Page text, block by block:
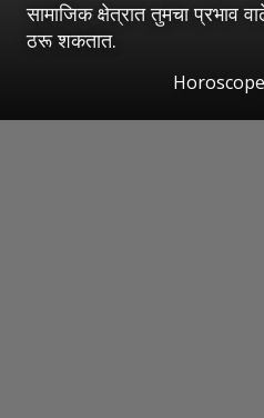
सामाजिक क्षेत्रात तुमचा प्रभाव
ठरू शकतात.